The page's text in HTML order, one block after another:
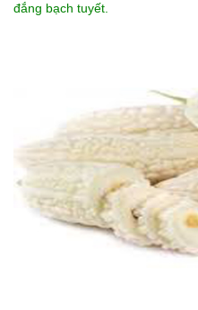
đắng bạch tuyết.